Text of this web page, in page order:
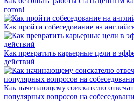
готов!
Как пройти собеседование на
Как превратить карьерные цели в
действий
Как начинающему соискателю
популярных вопросов на